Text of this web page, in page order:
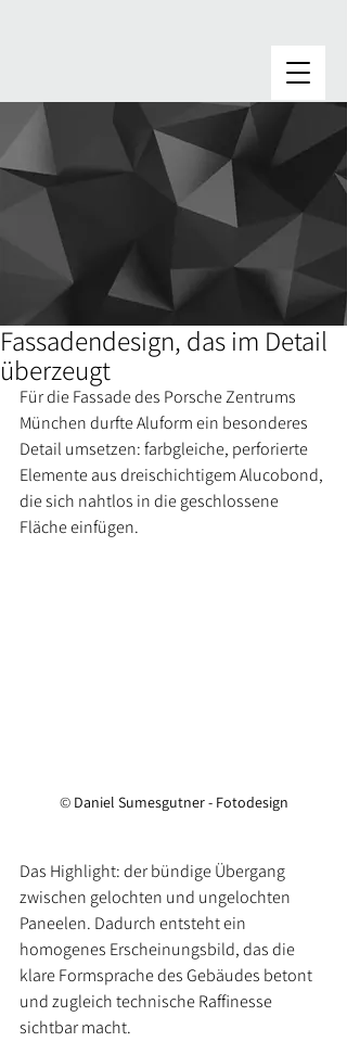
Fassadendesign, das im Detail
überzeugt
Für die Fassade des Porsche Zentrums
München durfte Aluform ein besonderes
Detail umsetzen: farbgleiche, perforierte
Elemente aus dreischichtigem Alucobond,
die sich nahtlos in die geschlossene
Fläche einfügen.
© Daniel Sumesgutner - Fotodesign
Das Highlight: der bündige Übergang
zwischen gelochten und ungelochten
Paneelen. Dadurch entsteht ein
homogenes Erscheinungsbild, das die
klare Formsprache des Gebäudes betont
und zugleich technische Raffinesse
sichtbar macht.